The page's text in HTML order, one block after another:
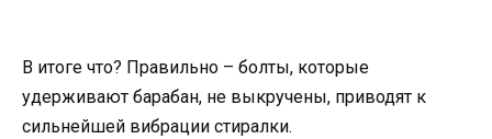
В итоге что? Правильно – болты, которые
удерживают барабан, не выкручены, приводят к
сильнейшей вибрации стиралки.